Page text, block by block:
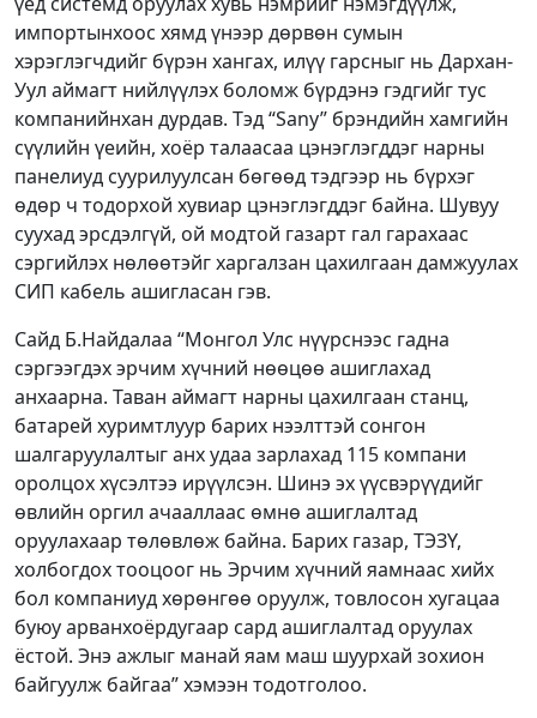
импортынхоос хямд үнээр дөрвөн сумын
хэрэглэгчдийг бүрэн хангах, илүү гарсныг нь Дархан-
Уул аймагт нийлүүлэх боломж бүрдэнэ гэдгийг тус
компанийнхан дурдав. Тэд “Sany” брэндийн хамгийн
сүүлийн үеийн, хоёр талаасаа цэнэглэгддэг нарны
панелиуд суурилуулсан бөгөөд тэдгээр нь бүрхэг
өдөр ч тодорхой хувиар цэнэглэгддэг байна. Шувуу
суухад эрсдэлгүй, ой модтой газарт гал гарахаас
сэргийлэх нөлөөтэйг харгалзан цахилгаан дамжуулах
СИП кабель ашигласан гэв.
Сайд Б.Найдалаа “Монгол Улс нүүрснээс гадна
сэргээгдэх эрчим хүчний нөөцөө ашиглахад
анхаарна. Таван аймагт нарны цахилгаан станц,
батарей хуримтлуур барих нээлттэй сонгон
шалгаруулалтыг анх удаа зарлахад 115 компани
оролцох хүсэлтээ ирүүлсэн. Шинэ эх үүсвэрүүдийг
өвлийн оргил ачааллаас өмнө ашиглалтад
оруулахаар төлөвлөж байна. Барих газар, ТЭЗҮ,
холбогдох тооцоог нь Эрчим хүчний яамнаас хийх
бол компаниуд хөрөнгөө оруулж, товлосон хугацаа
буюу арванхоёрдугаар сард ашиглалтад оруулах
ёстой. Энэ ажлыг манай яам маш шуурхай зохион
байгуулж байгаа” хэмээн тодотголоо.